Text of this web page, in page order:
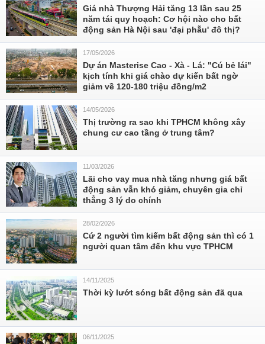
Giá nhà Thượng Hải tăng 13 lần sau 25
năm tái quy hoạch: Cơ hội nào cho bất
động sản Hà Nội sau 'đại phẫu' đô thị?
17/05/2026
Dự án Masterise Cao - Xà - Lá: "Cú bẻ lái"
kịch tính khi giá chào dự kiến bất ngờ
giảm về 120-180 triệu đồng/m2
14/05/2026
Thị trường ra sao khi TPHCM không xây
chung cư cao tầng ở trung tâm?
11/03/2026
Lãi cho vay mua nhà tăng nhưng giá bất
động sản vẫn khó giảm, chuyên gia chỉ
thẳng 3 lý do chính
28/02/2026
Cứ 2 người tìm kiếm bất động sản thì có 1
người quan tâm đến khu vực TPHCM
14/11/2025
Thời kỳ lướt sóng bất động sản đã qua
06/11/2025